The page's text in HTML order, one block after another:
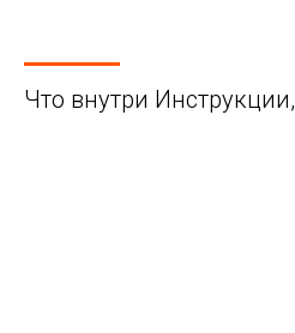
Что внутри Инструкции,